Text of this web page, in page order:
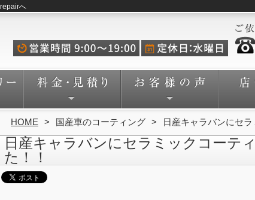
へ
HOME 国産車のコーティング 日産キャラバンにセ
日産キャラバンにセラミックコーテ
た！！